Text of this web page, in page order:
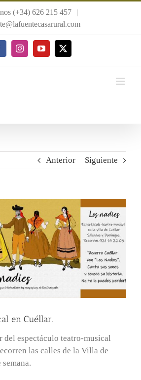
(+34) 626 215 457
|
InstagramYouTube
X
Anterior Siguiente
en Cuéllar.
del espectáculo teatro-musical
las calles de la Villa de